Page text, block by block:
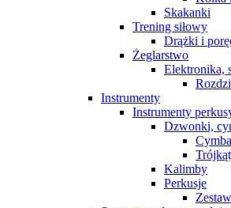
Skakanki
Trening siłowy
Drążki i
Żeglarstwo
Elektronika,
Instrumenty
Instrumenty
Dzwonki,
Kalimby
Perkusje